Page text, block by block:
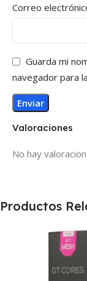
Valoraciones
No hay
Correo
Guarda mi
navegador para
Productos